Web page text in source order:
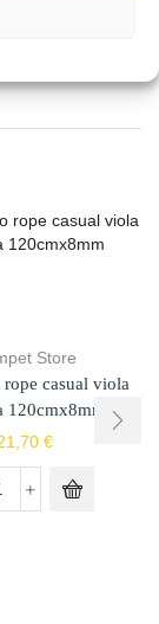
Store
casual viola
120cmx8mm
€